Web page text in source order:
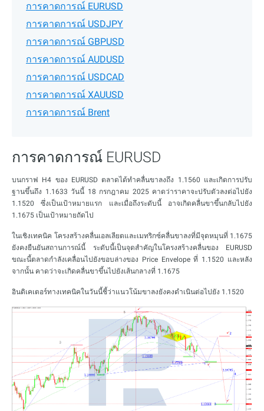
การคาดการณ์ EURUSD
การคาดการณ์ USDJPY
การคาดการณ์ GBPUSD
การคาดการณ์ AUDUSD
การคาดการณ์ USDCAD
การคาดการณ์ XAUUSD
การคาดการณ์ Brent
การคาดการณ์ EURUSD
บนกราฟ H4 ของ EURUSD ตลาดได้ทำคลื่นขาลงถึง 1.1560 และเกิดการปรับ
ฐานขึ้นถึง 1.1633 วันนี้ 18 กรกฎาคม 2025 คาดว่าราคาจะปรับตัวลงต่อไปยัง
1.1520 ซึ่งเป็นเป้าหมายแรก และเมื่อถึงระดับนี้ อาจเกิดคลื่นขาขึ้นกลับไปยัง
1.1675 เป็นเป้าหมายถัดไป
ในเชิงเทคนิค โครงสร้างคลื่นเอลเลียตและเมทริกซ์คลื่นขาลงที่มีจุดหมุนที่ 1.1675
ยังคงยืนยันสถานการณ์นี้ ระดับนี้เป็นจุดสำคัญในโครงสร้างคลื่นของ EURUSD
ขณะนี้ตลาดกำลังเคลื่อนไปยังขอบล่างของ Price Envelope ที่ 1.1520 และหลัง
จากนั้น คาดว่าจะเกิดคลื่นขาขึ้นไปยังเส้นกลางที่ 1.1675
อินดิเคเตอร์ทางเทคนิคในวันนี้ชี้ว่าแนวโน้มขาลงยังคงดำเนินต่อไปยัง 1.1520